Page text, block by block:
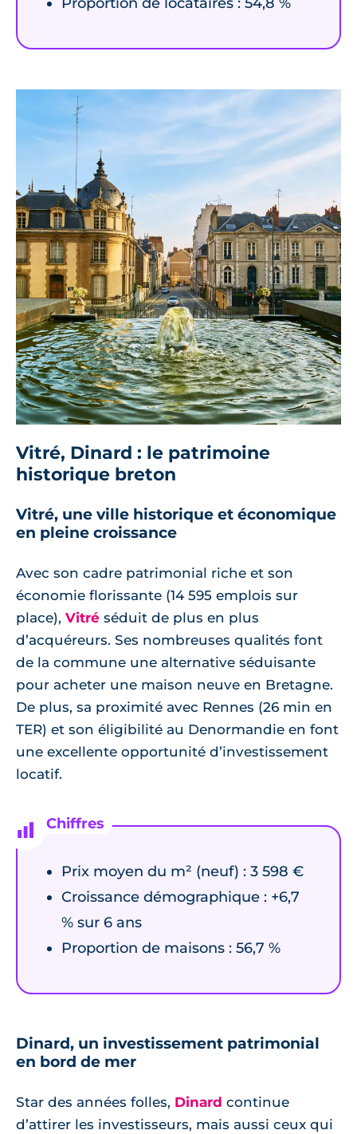
Vitré, Dinard : le patrimoine
historique breton
Vitré, une ville historique et économique
en pleine croissance
Avec son cadre patrimonial riche et son
économie florissante (14 595 emplois sur
place), Vitré séduit de plus en plus
d’acquéreurs. Ses nombreuses qualités font
de la commune une alternative séduisante
pour acheter une maison neuve en Bretagne.
De plus, sa proximité avec Rennes (26 min en
TER) et son éligibilité au Denormandie en font
une excellente opportunité d’investissement
locatif.
Prix moyen du m² (neuf) : 3 598 €
Croissance démographique : +6,7
% sur 6 ans
Proportion de maisons : 56,7 %
Dinard, un investissement patrimonial
en bord de mer
Star des années folles, Dinard continue
d’attirer les investisseurs, mais aussi ceux qui